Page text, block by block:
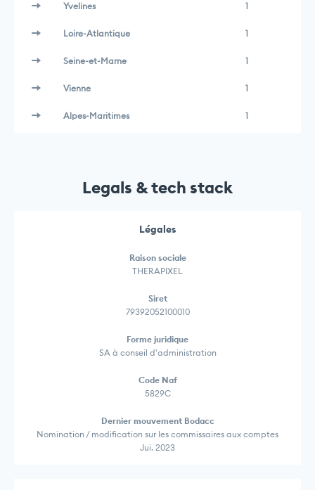
Yvelines 1
Loire-Atlantique 1
Seine-et-Marne 1
Vienne 1
Alpes-Maritimes 1
Legals & tech stack
Légales
Raison sociale
THERAPIXEL
Siret
79392052100010
Forme juridique
SA à conseil d'administration
Code Naf
5829C
Dernier mouvement Bodacc
Nomination / modification sur les commissaires aux comptes
Jui. 2023